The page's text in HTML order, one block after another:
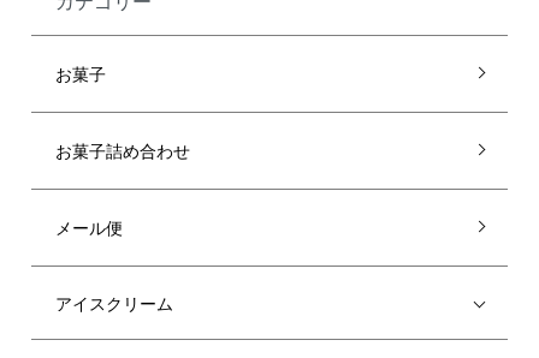
お菓子
お菓子詰め合わせ
メール便
アイスクリーム